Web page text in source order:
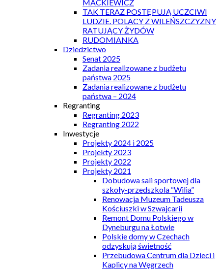
MACKIEWICZ
TAK TERAZ POSTĘPUJĄ UCZCIWI
LUDZIE. POLACY Z WILEŃSZCZYZNY
RATUJĄCY ŻYDÓW
RUDOMIANKA
Dziedzictwo
Senat 2025
Zadania realizowane z budżetu
państwa 2025
Zadania realizowane z budżetu
państwa – 2024
Regranting
Regranting 2023
Regranting 2022
Inwestycje
Projekty 2024 i 2025
Projekty 2023
Projekty 2022
Projekty 2021
Dobudowa sali sportowej dla
szkoły-przedszkola “Wilia”
Renowacja Muzeum Tadeusza
Kościuszki w Szwajcarii
Remont Domu Polskiego w
Dyneburgu na Łotwie
Polskie domy w Czechach
odzyskują świetność
Przebudowa Centrum dla Dzieci i
Kaplicy na Węgrzech